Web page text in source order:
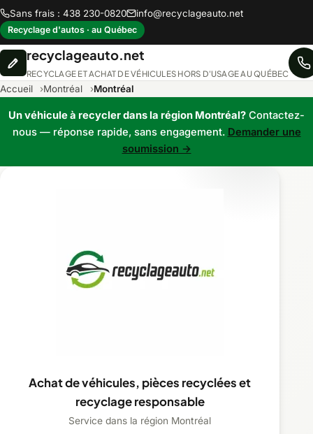
Sans frais : 438 230-0820 info@recyclageauto.net
Recyclage d'autos · au Québec
recyclageauto.net
RECYCLAGE ET ACHAT DE VÉHICULES HORS D'USAGE AU QUÉBEC
Accueil Montréal Montréal
Un véhicule à recycler dans la région Montréal? Contactez-
nous — réponse rapide, sans engagement. Demander une
soumission →
Achat de véhicules, pièces recyclées et
recyclage responsable
Service dans la région Montréal